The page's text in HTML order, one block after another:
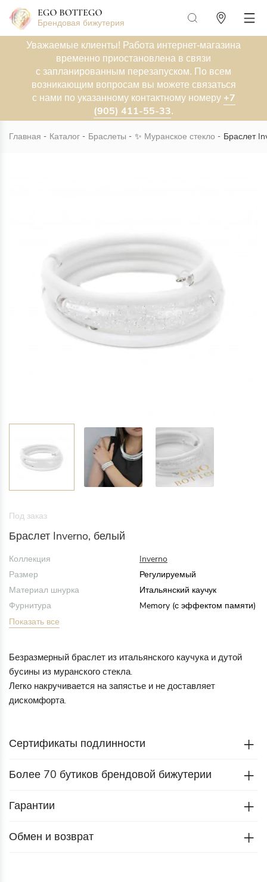
Брендовая бижутерия
Уважаемые клиенты! Работа интернет-магазина
временно приостановлена в связи
с запланированным перезапуском. По всем
возникающим вопросам вы можете связаться
с нами по указанному контактному номеру +7
(905) 411-55-33.
Главная Каталог Браслеты ✨ Муранское стекло Браслет
Под заказ
Браслет Inverno, белый
Коллекция
Inverno
Размер
Регулируемый
Материал шнурка
Итальянский каучук
Фурнитура
Memory (с эффектом памяти)
Показать все
Безразмерный браслет из итальянского каучука и дутой
бусины из муранского стекла.
Легко накручивается на запястье и не доставляет
дискомфорта.
Сертификаты подлинности
Более 70 бутиков брендовой бижутерии
Гарантии
Обмен и возврат